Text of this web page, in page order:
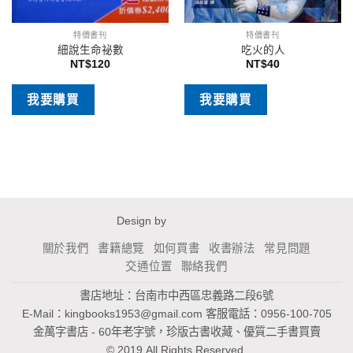
特價書刊
細說生命祕數
NT$120
我要購買
特價書刊
吃火的人
NT$40
我要購買
Design by
關於我們 書籍總覽 如何買書 收書辦法
常見問題
交通位置
聯絡我們
書店地址：台南市中西區忠義路二段6號
E-Mail： kingbooks1953@gmail.com 客服電話：0956-100-705
金萬字書店 - 60年老字號，珍版古書收藏、優質二手書買賣
© 2019 All Rights Reserved.